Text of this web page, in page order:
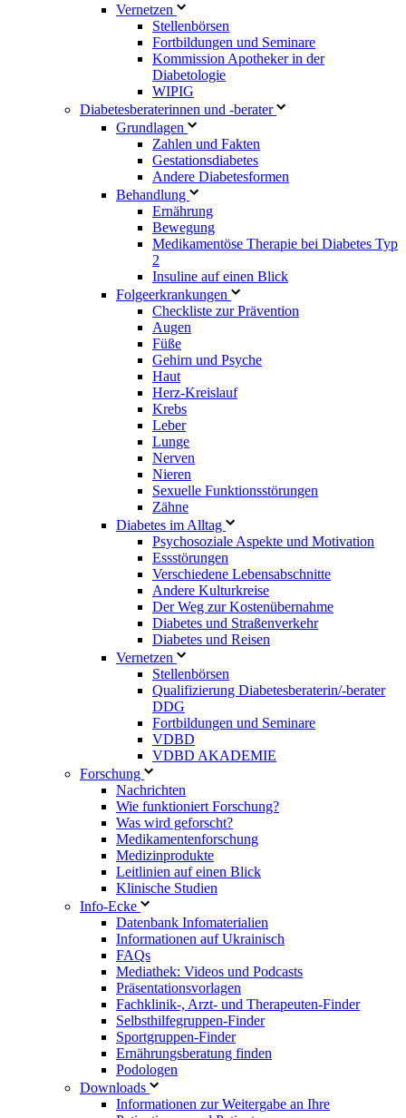
Vernetzen
Stellenbörsen
Fortbildungen und Seminare
Kommission Apotheker in der
Diabetologie
WIPIG
Diabetesberaterinnen und -berater
Grundlagen
Zahlen und Fakten
Gestationsdiabetes
Andere Diabetesformen
Behandlung
Ernährung
Bewegung
Medikamentöse Therapie bei Diabetes Typ
2
Insuline auf einen Blick
Folgeerkrankungen
Checkliste zur Prävention
Augen
Füße
Gehirn und Psyche
Haut
Herz-Kreislauf
Krebs
Leber
Lunge
Nerven
Nieren
Sexuelle Funktionsstörungen
Zähne
Diabetes im Alltag
Psychosoziale Aspekte und Motivation
Essstörungen
Verschiedene Lebensabschnitte
Andere Kulturkreise
Der Weg zur Kostenübernahme
Diabetes und Straßenverkehr
Diabetes und Reisen
Vernetzen
Stellenbörsen
Qualifizierung Diabetesberaterin/­-berater
DDG
Fortbildungen und Seminare
VDBD
VDBD AKADEMIE
Forschung
Nachrichten
Wie funktioniert Forschung?
Was wird geforscht?
Medikamentenforschung
Medizinprodukte
Leitlinien auf einen Blick
Klinische Studien
Info-Ecke
Datenbank Infomaterialien
Informationen auf Ukrainisch
FAQs
Mediathek: Videos und Podcasts
Präsentationsvorlagen
Fachklinik-, Arzt- und Therapeuten-Finder
Selbsthilfegruppen-Finder
Sportgruppen-Finder
Ernährungsberatung finden
Podologen
Downloads
Informationen zur Weitergabe an Ihre